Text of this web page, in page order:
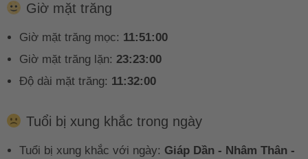
Giờ mặt trăng
Giờ mặt trăng mọc: 11:51:00
Giờ mặt trăng lặn: 23:23:00
Độ dài mặt trăng: 11:32:00
Tuổi bị xung khắc trong ngày
Tuổi bị xung khắc với ngày: Giáp Dần - Nhâm Thân -